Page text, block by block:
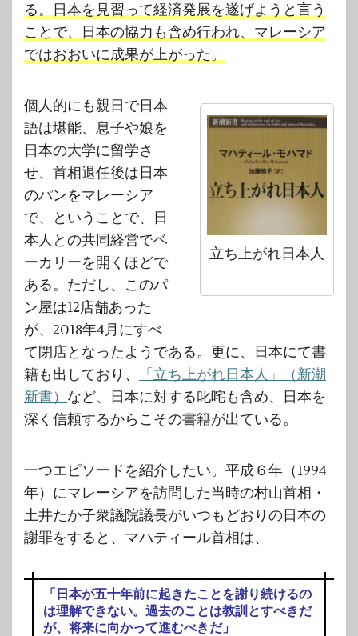
る。日本を見習って経済発展を遂げようと言う
ことで、日本の協力も含め行われ、マレーシア
ではおおいに成果が上がった。
立ち上がれ日本人
個人的にも親日で日本
語は堪能、息子や娘を
日本の大学に留学さ
せ、首相退任後は日本
のパンをマレーシア
で、ということで、日
本人との共同経営でベ
ーカリーを開くほどで
ある。ただし、このパ
ン屋は12店舗あった
が、2018年4月にすべ
て閉店となったようである。更に、日本にて書
籍も出しており、
「立ち上がれ日本人」（新潮
新書） など、日本に対する叱咤も含め、日本を
深く信頼するからこその書籍が出ている。
一つエピソードを紹介したい。平成６年（1994
年）にマレーシアを訪問した当時の村山首相・
土井たか子衆議院議長がいつもどおりの日本の
謝罪をすると、マハティール首相は、
「日本が五十年前に起きたことを謝り続けるの
は理解できない。過去のことは教訓とすべきだ
が、将来に向かって進むべきだ」